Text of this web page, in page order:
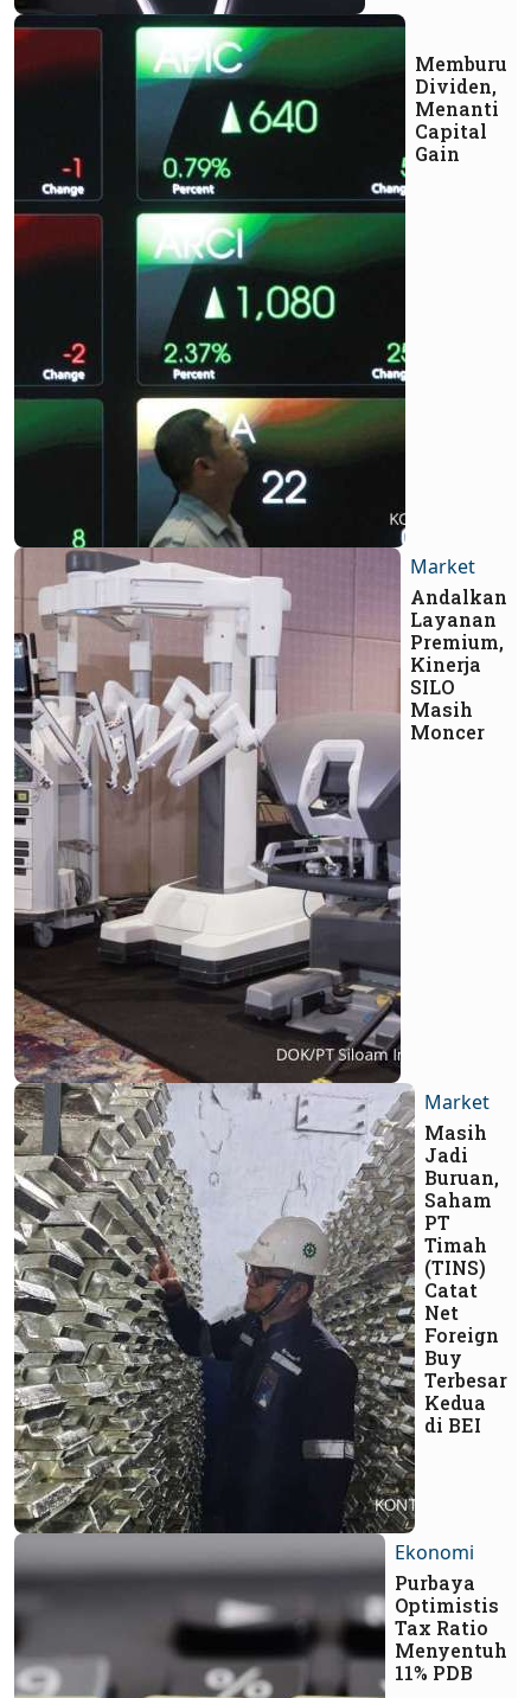
Memburu
Dividen,
Menanti
Capital
Gain
Market
Andalkan
Layanan
Premium,
Kinerja
SILO
Masih
Moncer
Market
Masih
Jadi
Buruan,
Saham
PT
Timah
(TINS)
Catat
Net
Foreign
Buy
Terbesar
Kedua
di BEI
Ekonomi
Purbaya
Optimistis
Tax Ratio
Menyentuh
11% PDB